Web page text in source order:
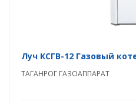
Луч КСГВ-12 Газовый
ТАГАНРОГ ГАЗОАППАРАТ